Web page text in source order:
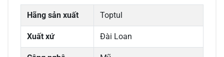
Hãng sản xuất Toptul
Xuất xứ Đài Loan